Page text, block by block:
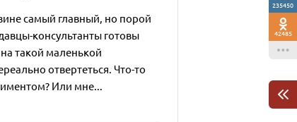
самый главный, но порой
консультанты готовы
такой маленькой
отвертеться. Что-то
Или мне...
235450
42485